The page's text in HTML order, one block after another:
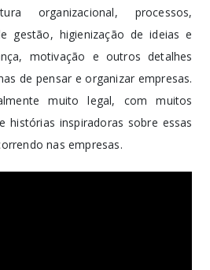
organizacional, processos,
gestão, higienização de ideias e
motivação e outros detalhes
de pensar e organizar empresas.
muito legal, com muitos
histórias inspiradoras sobre essas
nas empresas.